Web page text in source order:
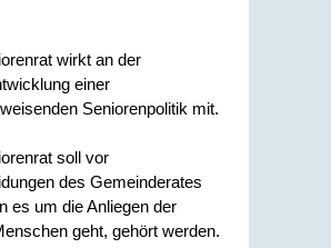
wirkt an der
einer
Seniorenpolitik mit.
soll vor
des Gemeinderates
es um die Anliegen der
geht, gehört werden.